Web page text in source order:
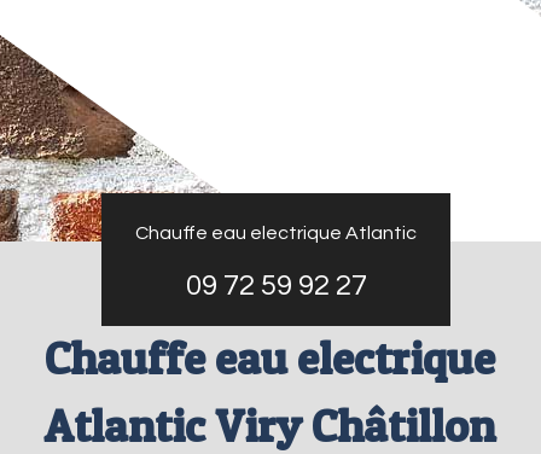
Chauffe eau electrique Atlantic
09 72 59 92 27
Chauffe eau electrique
Atlantic Viry Châtillon